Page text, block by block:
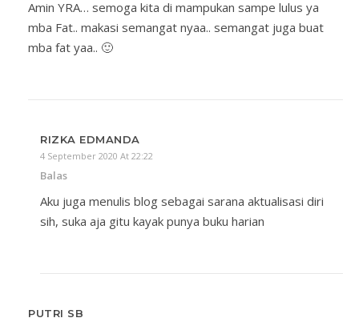
Amin YRA… semoga kita di mampukan sampe lulus ya
mba Fat.. makasi semangat nyaa.. semangat juga buat
mba fat yaa.. 🙂
RIZKA EDMANDA
4 September 2020 At 22:22
Balas
Aku juga menulis blog sebagai sarana aktualisasi diri
sih, suka aja gitu kayak punya buku harian
PUTRI SB